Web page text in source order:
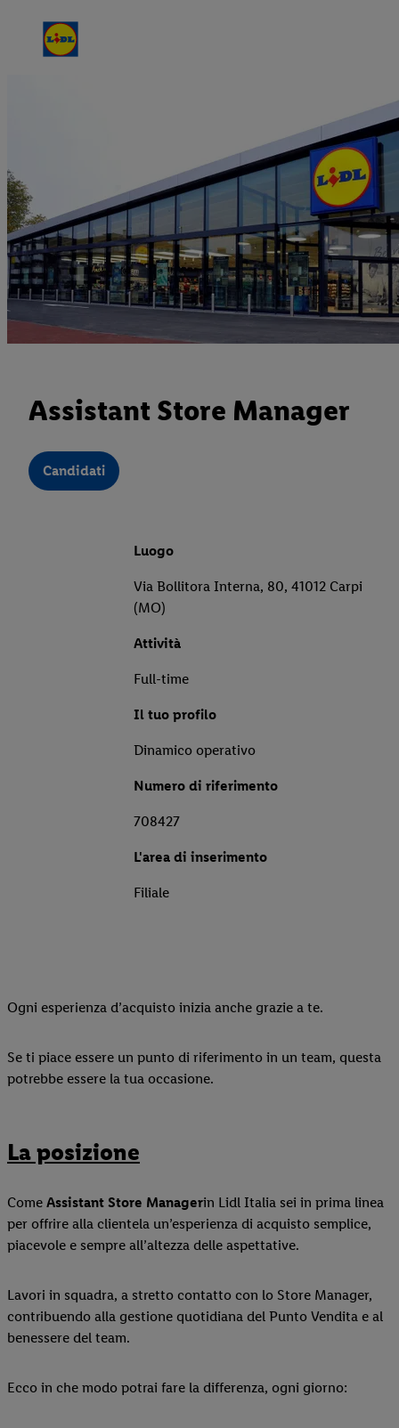
Assistant Store Manager
Candidati
Luogo
Via Bollitora Interna, 80, 41012 Carpi
(MO)
Attività
Full-time
Il tuo profilo
Dinamico operativo
Numero di riferimento
708427
L'area di inserimento
Filiale
Ogni esperienza d’acquisto inizia anche grazie a te.
Se ti piace essere un punto di riferimento in un team, questa
potrebbe essere la tua occasione.
La posizione
Come Assistant Store Managerin Lidl Italia sei in prima linea
per offrire alla clientela un’esperienza di acquisto semplice,
piacevole e sempre all’altezza delle aspettative.
Lavori in squadra, a stretto contatto con lo Store Manager,
contribuendo alla gestione quotidiana del Punto Vendita e al
benessere del team.
Ecco in che modo potrai fare la differenza, ogni giorno: